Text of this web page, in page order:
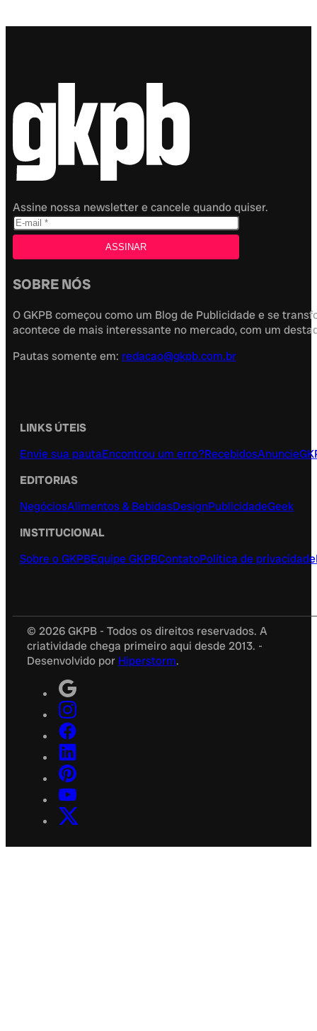
Assine nossa newsletter e cancele quando quiser.
SOBRE NÓS
O GKPB começou como um Blog de Publicidade e se
acontece de mais interessante no mercado, com um
Pautas somente em: redacao@gkpb.com.br
LINKS ÚTEIS
Envie sua pautaEncontrou um erro?RecebidosAnuncie
EDITORIAS
NegóciosAlimentos & BebidasDesignPublicidadeGeek
INSTITUCIONAL
Sobre o GKPBEquipe GKPBContatoPolítica de privacidade
© 2026 GKPB - Todos os direitos reservados. A
criatividade chega primeiro aqui desde 2013. -
Desenvolvido por Hiperstorm.